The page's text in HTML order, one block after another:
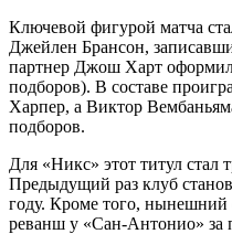
Ключевой фигурой матча
Джейлен Брансон,
партнер Джош Харт оформил
подборов). В составе
Харпер, а Виктор
подборов.
Для «Никс» этот титул
Предыдущий раз клуб
году. Кроме того, нынешний
реванш у «Сан-Антонио»